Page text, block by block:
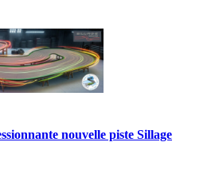
nouvelle piste Sillage